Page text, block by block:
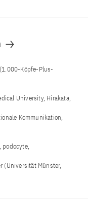
Köpfe-Plus-
University, Hirakata,
Kommunikation,
podocyte,
(Universität Münster,